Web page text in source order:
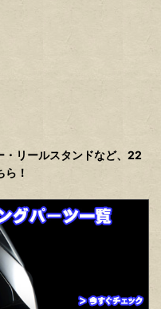
リールスタンドなど、22
！